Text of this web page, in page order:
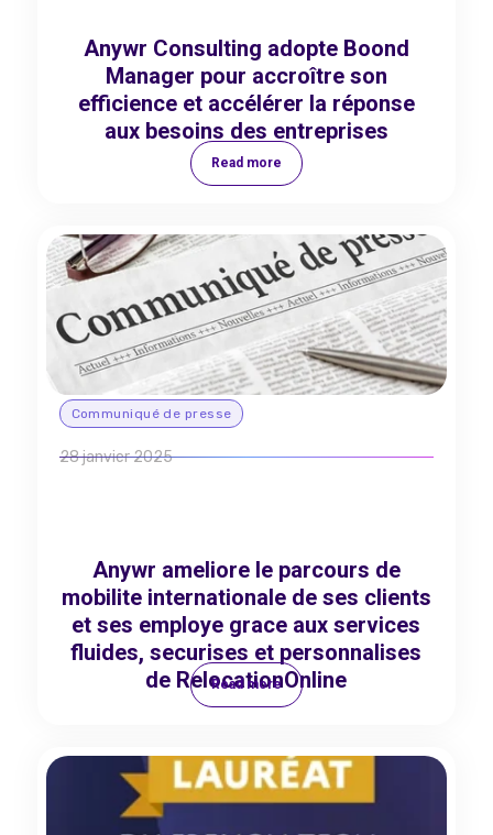
Anywr Consulting adopte Boond
Manager pour accroître son
efficience et accélérer la réponse
aux besoins des entreprises
Read more
Communiqué de presse
28 janvier 2025
Anywr ameliore le parcours de
mobilite internationale de ses clients
et ses employe grace aux services
fluides, securises et personnalises
de RelocationOnline
Read more